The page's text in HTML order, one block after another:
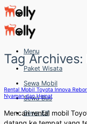
Skip
to
content
Menu
Paket Wisata
Sewa Mobil
Sewa Bus
Sewa Elf
Tag Archives:
Rental Mobil Toyota Innova
Nyaman dan Hemat
Mencari rental mobil